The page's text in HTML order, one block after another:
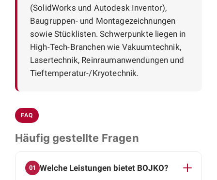
(SolidWorks und Autodesk Inventor),
Baugruppen- und Montagezeichnungen
sowie Stücklisten. Schwerpunkte liegen in
High-Tech-Branchen wie Vakuumtechnik,
Lasertechnik, Reinraumanwendungen und
Tieftemperatur-/Kryotechnik.
FAQ
Häufig gestellte Fragen
01 Welche Leistungen bietet BOJKO?